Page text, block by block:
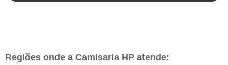
Regiões onde a Camisaria HP atende: